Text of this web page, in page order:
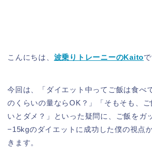
こんにちは、 波乗りトレーニーのKaitoで
今回は、「ダイエット中ってご飯は食べ
のくらいの量ならOK？」「そもそも、
いとダメ？」といった疑問に、ご飯をガ
−15kgのダイエットに成功した僕の視点
きます。